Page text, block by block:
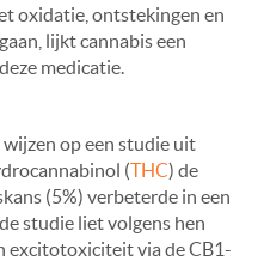
oxidatie, ontstekingen en
lijkt cannabis een
medicatie.
op een studie uit
(THC) de
(5%) verbeterde in een
studie liet volgens hen
excitotoxiciteit via de CB1-